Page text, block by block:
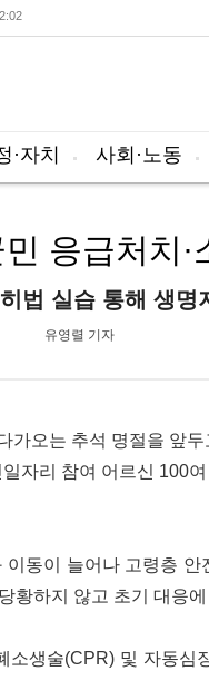
·자치 사회·노동
응급처치
법 실습 통해 생명
유영렬 기자
가오는 추석 명절을 앞
자리 참여 어르신 100
동이 늘어나 고령층
황하지 않고 초기 대응
생술(CPR) 및 자동심